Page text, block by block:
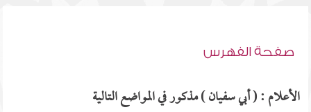
صفحة الفهرس
الأعلام : ( أبي سفيان ) مذكور في المواضع التالية